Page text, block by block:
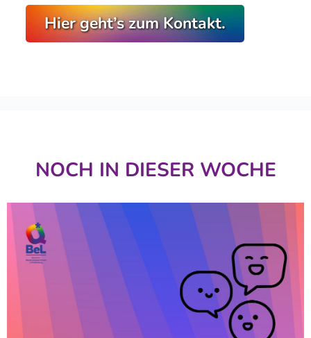
Hier geht’s zum Kontakt.
NOCH IN DIESER WOCHE